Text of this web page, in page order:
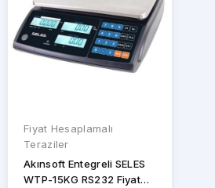
DURUMU
Sadece
Stoktakiler
Fiyat Hesaplamalı
Teraziler
Akınsoft Entegreli SELES
WTP-15KG RS232 Fiyat